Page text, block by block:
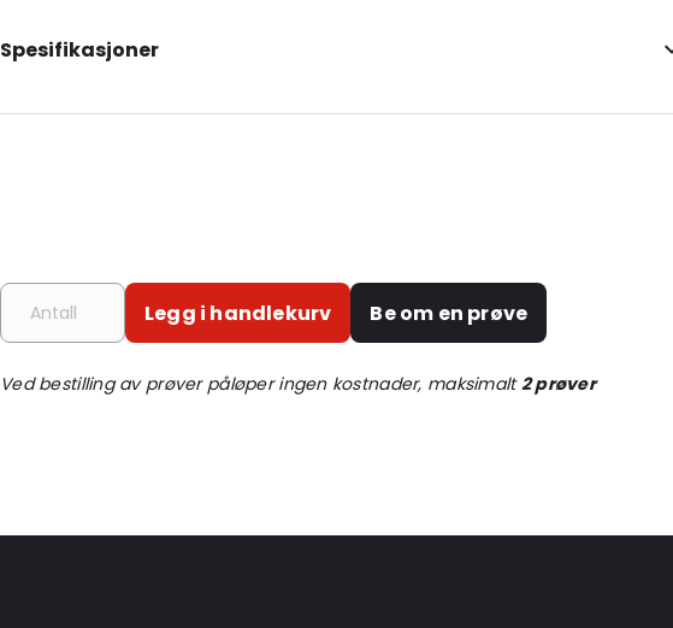
Spesifikasjoner
External Length: 100
Ordre-ID: 430266
Legg i handlekurv Be om en prøve
Ved bestilling av prøver påløper ingen kostnader, maksimalt2 prøver